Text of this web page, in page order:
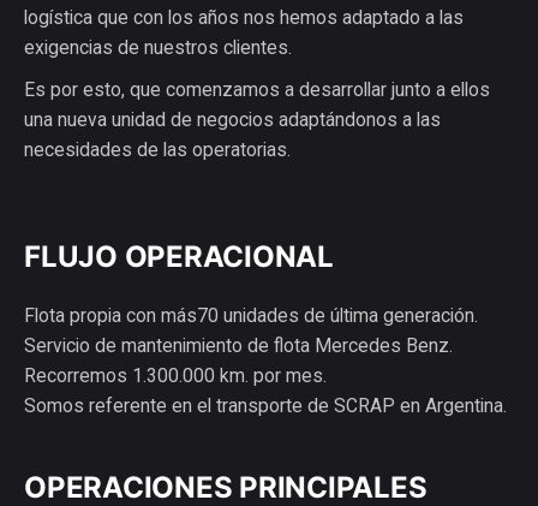
logística que con los años nos hemos adaptado a las
exigencias de nuestros clientes.
Es por esto, que comenzamos a desarrollar junto a ellos
una nueva unidad de negocios adaptándonos a las
necesidades de las operatorias.
FLUJO OPERACIONAL
Flota propia con más70 unidades de última generación.
Servicio de mantenimiento de flota Mercedes Benz.
Recorremos 1.300.000 km. por mes.
Somos referente en el transporte de SCRAP en Argentina.
OPERACIONES PRINCIPALES